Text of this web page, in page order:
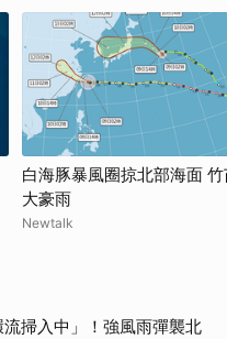
白海豚暴風圈掠北部海面
大豪雨
Newtalk
掃入中」！強風雨彈襲北